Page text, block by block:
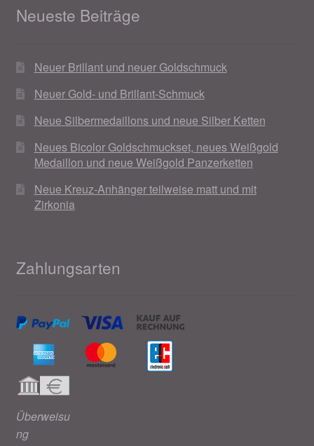
Neueste Beiträge
Neuer Brillant und neuer Goldschmuck
Neuer Gold- und Brillant-Schmuck
Neue Silbermedaillons und neue Silber Ketten
Neues Bicolor Goldschmuckset, neues Weißgold
Medaillon und neue Weißgold Panzerketten
Neue Kreuz-Anhänger teilweise matt und mit
Zirkonia
Zahlungsarten
Überweisu
ng